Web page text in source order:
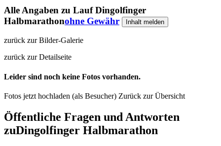
Alle Angaben zu Lauf Dingolfinger
Halbmarathonohne Gewähr Inhalt melden
zurück zur Bilder-Galerie
zurück zur Detailseite
Leider sind noch keine Fotos vorhanden.
Fotos jetzt hochladen (als Besucher) Zurück zur Übersicht
Öffentliche Fragen und Antworten
zuDingolfinger Halbmarathon